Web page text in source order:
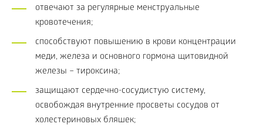
отвечают за регулярные менструальные
кровотечения;
cпособствуют повышению в крови концентрации
меди, железа и основного гормона щитовидной
железы – тироксина;
защищают сердечно-сосудистую систему,
освобождая внутренние просветы сосудов от
холестериновых бляшек;